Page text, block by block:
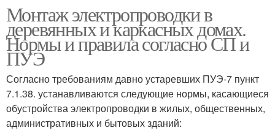
Монтаж электропроводки в
деревянных и каркасных домах.
Нормы и правила согласно СП и
ПУЭ
Согласно требованиям давно устаревших ПУЭ-7 пункт
7.1.38. устанавливаются следующие нормы, касающиеся
обустройства электропроводки в жилых, общественных,
административных и бытовых зданий: